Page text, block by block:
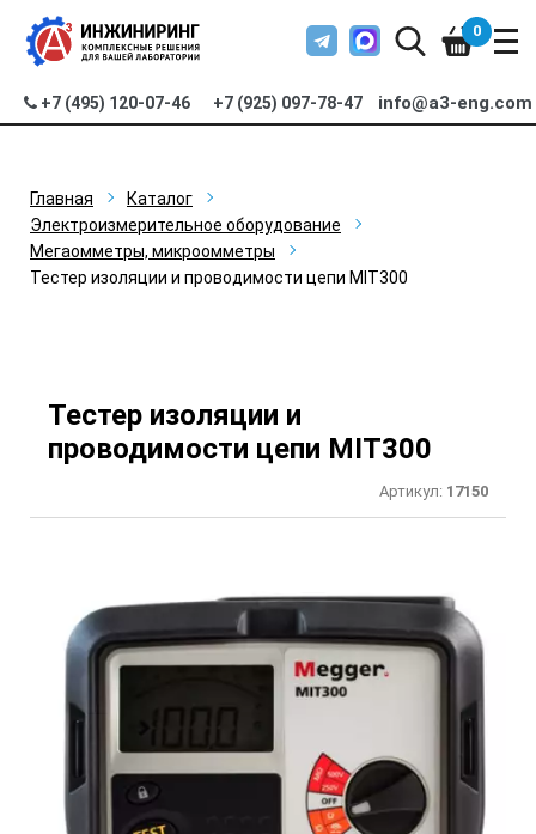
+7 (495) 120-07-46 +7 (925) 097-78-47 info@a3-eng.com
0
Главная
Каталог
Электроизмерительное оборудование
Мегаомметры, микроомметры
Тестер изоляции и проводимости цепи MIT300
Тестер изоляции и
проводимости цепи MIT300
Артикул: 17150